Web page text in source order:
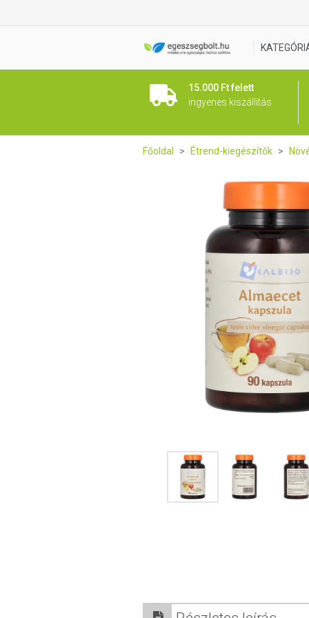
15.000 Ft felett
ingyenes kiszállítás
Főoldal Étrend-kiegészítők